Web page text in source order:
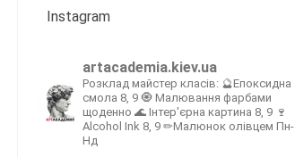
Instagram
artacademia.kiev.ua
Розклад майстер класів: 🔮Епоксидна
смола 8, 9 🧿 Малювання фарбами
щоденно 🌊 Інтер'єрна картина 8, 9 🍷
Alcohol Ink 8, 9 ✏Малюнок олівцем Пн-
Нд